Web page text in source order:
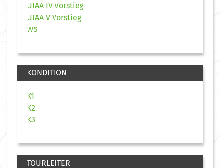
UIAA IV Vorstieg
UIAA V Vorstieg
WS
KONDITION
K1
K2
K3
TOURLEITER